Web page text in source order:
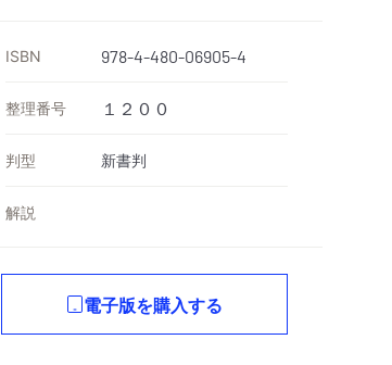
ISBN 978-4-480-06905-4
整理番号 １２００
判型 新書判
解説
電子版を購入する